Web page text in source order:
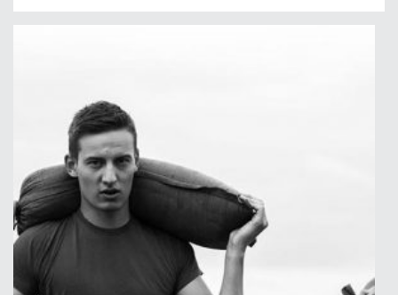
Mulighetenes messe